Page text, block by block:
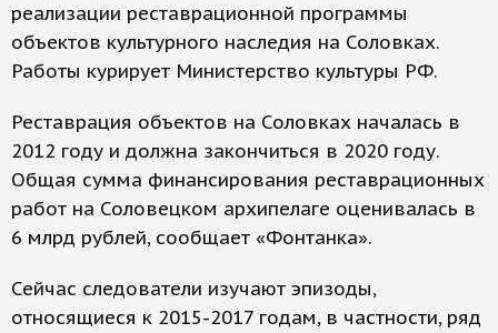
реализации реставрационной программы
объектов культурного наследия на Соловках.
Работы курирует Министерство культуры РФ.
Реставрация объектов на Соловках началась в
2012 году и должна закончиться в 2020 году.
Общая сумма финансирования реставрационных
работ на Соловецком архипелаге оценивалась в
6 млрд рублей, сообщает «Фонтанка».
Сейчас следователи изучают эпизоды,
относящиеся к 2015-2017 годам, в частности, ряд